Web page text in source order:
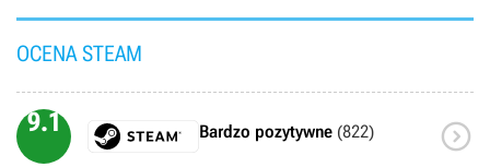
OCENA STEAM
9.1 Bardzo pozytywne (822) 